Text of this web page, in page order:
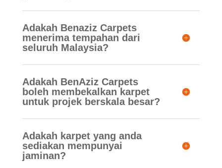
Adakah Benaziz Carpets
menerima tempahan dari
seluruh Malaysia?
Adakah BenAziz Carpets
boleh membekalkan karpet
untuk projek berskala besar?
Adakah karpet yang anda
sediakan mempunyai
jaminan?